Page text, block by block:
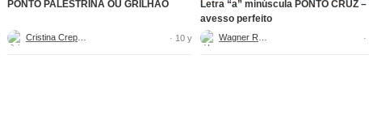
PONTO PALESTRINA OU GRILHÃO
· 10 y
Letra “a” minúscula PONTO CRUZ –
avesso perfeito